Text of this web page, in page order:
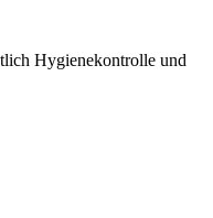
Hygienekontrolle und